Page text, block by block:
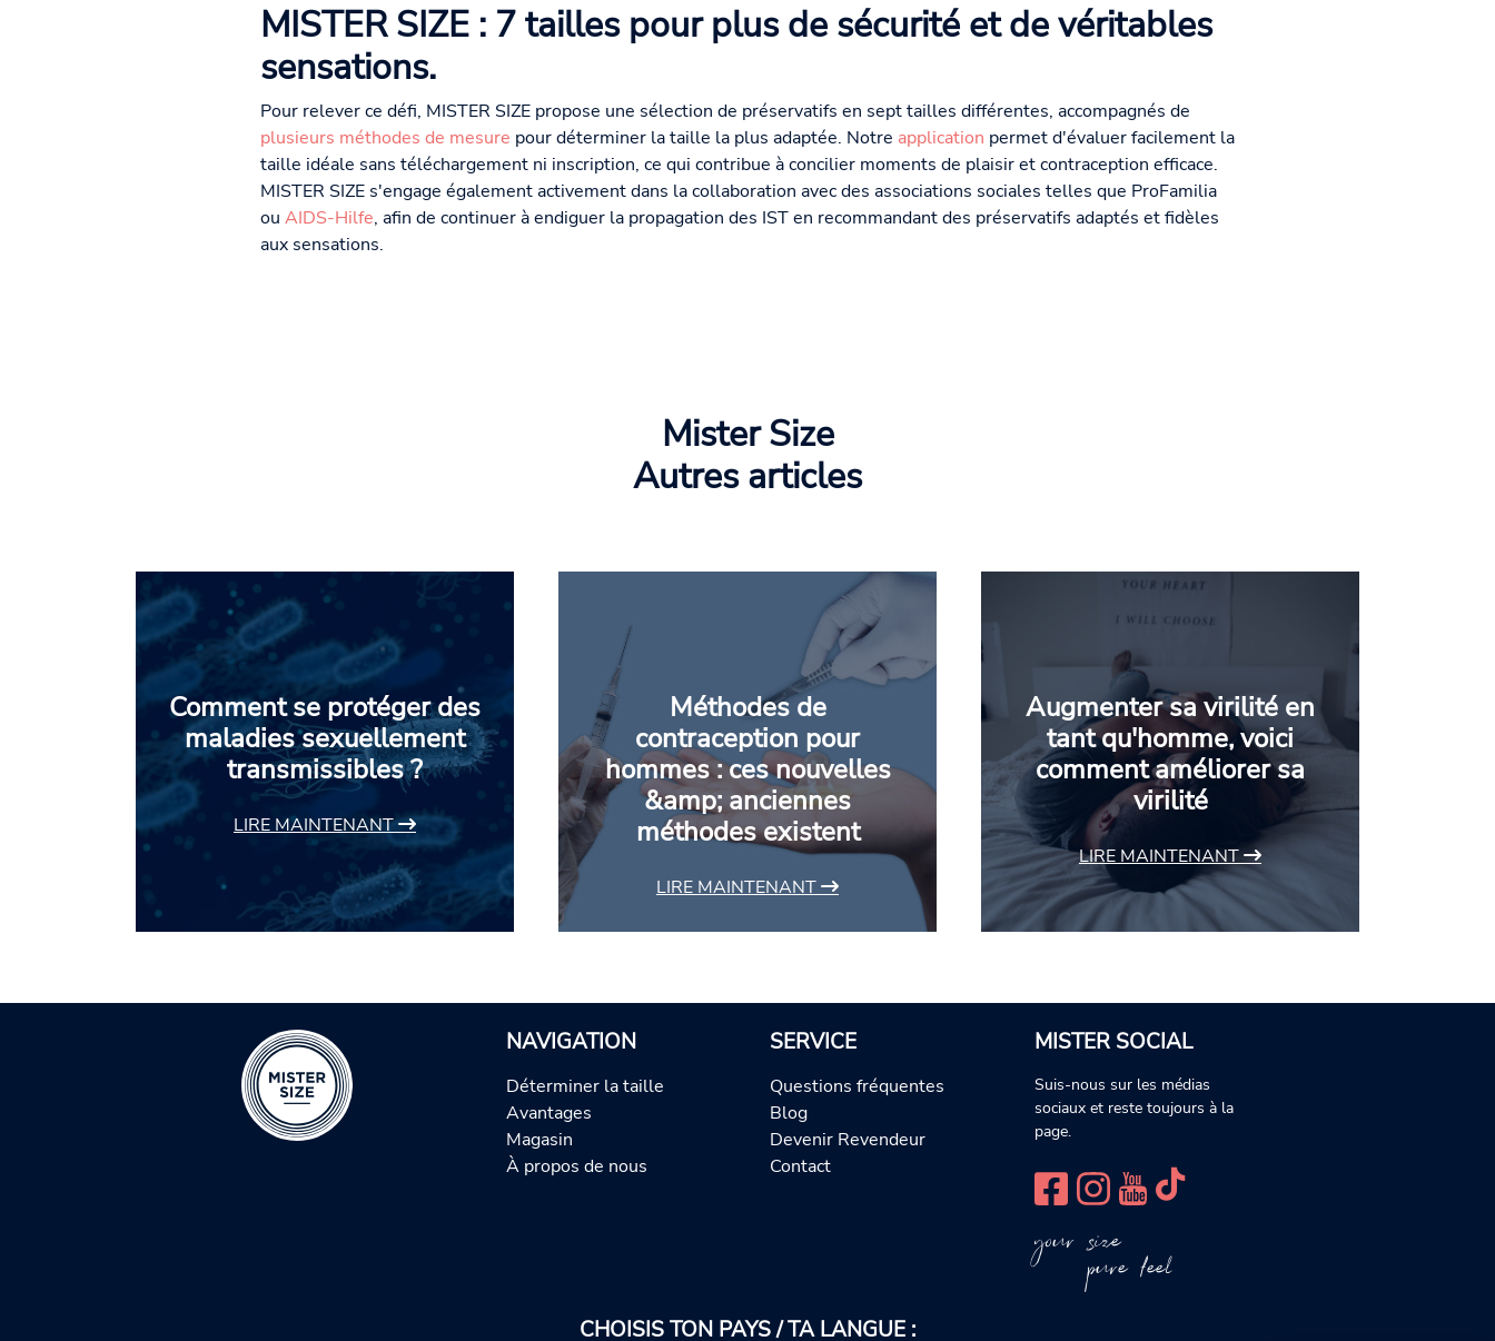
MISTER SIZE : 7 tailles pour plus de sécurité et de véritables
sensations.
Pour relever ce défi, MISTER SIZE propose une sélection de préservatifs en sept tailles différentes, accompagnés de
plusieurs méthodes de mesure pour déterminer la taille la plus adaptée. Notre application permet d'évaluer facilement la
taille idéale sans téléchargement ni inscription, ce qui contribue à concilier moments de plaisir et contraception efficace.
MISTER SIZE s'engage également activement dans la collaboration avec des associations sociales telles que ProFamilia
ou AIDS-Hilfe, afin de continuer à endiguer la propagation des IST en recommandant des préservatifs adaptés et fidèles
aux sensations.
Mister Size
Autres articles
Comment se protéger des
maladies sexuellement
transmissibles ?
LIRE MAINTENANT
Méthodes de
contraception pour
hommes : ces nouvelles
&amp; anciennes
méthodes existent
LIRE MAINTENANT
Augmenter sa virilité en
tant qu'homme, voici
comment améliorer sa
virilité
LIRE MAINTENANT
NAVIGATION
Déterminer la taille
Avantages
Magasin
À propos de nous
SERVICE
Questions fréquentes
Blog
Devenir Revendeur
Contact
MISTER SOCIAL
Suis-nous sur les médias
sociaux et reste toujours à la
page.
your size
pure feel
CHOISIS TON PAYS / TA LANGUE :